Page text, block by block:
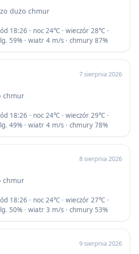
dużo chmur
18:26 · noc 24℃ · wieczór 28℃ ·
59% · wiatr 4 m/s · chmury 87%
7 sierpnia 2026
chmur
18:26 · noc 24℃ · wieczór 29℃ ·
49% · wiatr 4 m/s · chmury 78%
8 sierpnia 2026
chmur
18:26 · noc 24℃ · wieczór 27℃ ·
50% · wiatr 3 m/s · chmury 53%
9 sierpnia 2026